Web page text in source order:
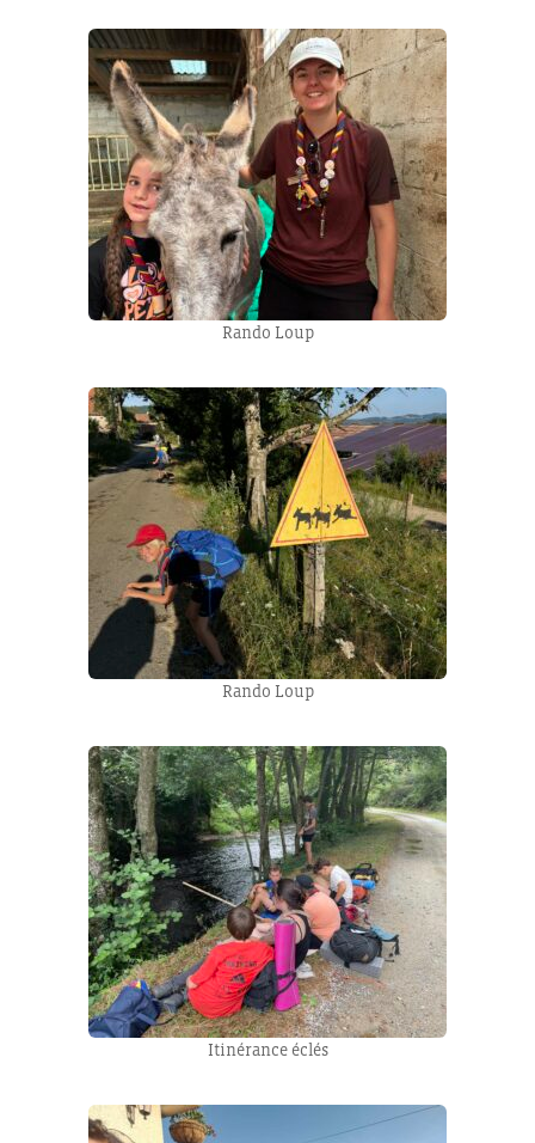
Rando Loup
Rando Loup
Itinérance éclés